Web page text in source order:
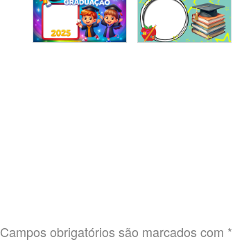
Campos obrigatórios são marcados com *